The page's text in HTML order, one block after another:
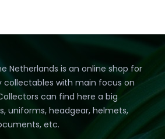
Netherlands is an online shop for
collectables with main focus on
can find here a big
uniforms, headgear, helmets,
etc.